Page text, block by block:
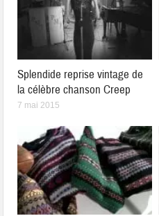
Splendide reprise vintage de
la célèbre chanson Creep
7 mai 2015